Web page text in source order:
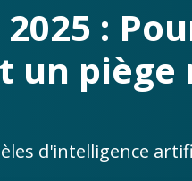
:
un
d'intelligence